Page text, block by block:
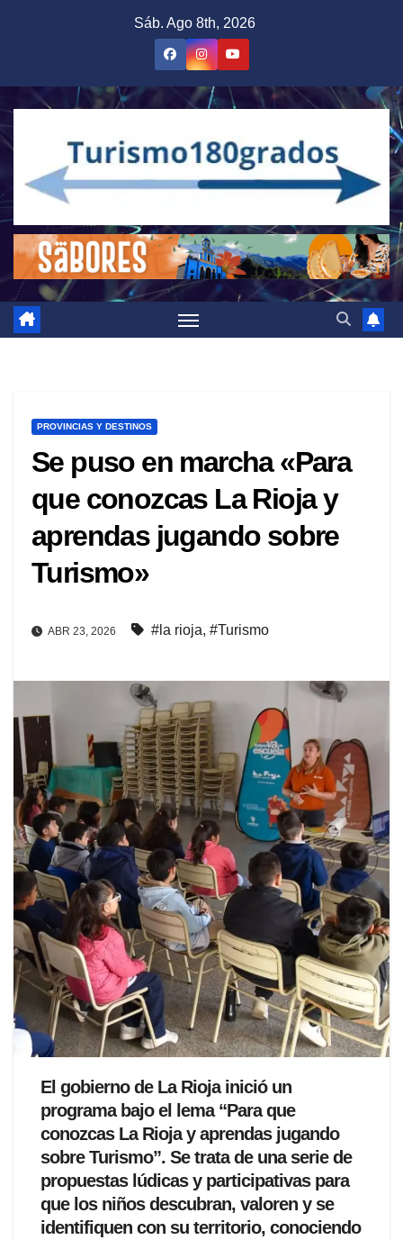
Sáb. Ago 8th, 2026
PROVINCIAS Y DESTINOS
Se puso en marcha «Para
que conozcas La Rioja y
aprendas jugando sobre
Turismo»
ABR 23, 2026 #la rioja, #Turismo
El gobierno de La Rioja inició un
programa bajo el lema “Para que
conozcas La Rioja y aprendas jugando
sobre Turismo”. Se trata de una serie de
propuestas lúdicas y participativas para
que los niños descubran, valoren y se
identifiquen con su territorio, conociendo